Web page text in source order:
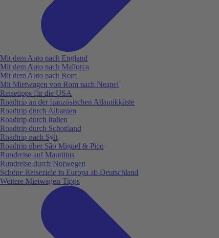
Mit dem Auto nach England
Mit dem Auto nach Mallorca
Mit dem Auto nach Rom
Mit Mietwagen von Rom nach Neapel
Reisetipps für die USA
Roadtrip an der französischen Atlantikküste
Roadtrip durch Albanien
Roadtrip durch Italien
Roadtrip durch Schottland
Roadtrip nach Sylt
Roadtrip über São Miguel & Pico
Rundreise auf Mauritius
Rundreise durch Norwegen
Schöne Reiseziele in Europa ab Deutschland
Weitere Mietwagen-Tipps